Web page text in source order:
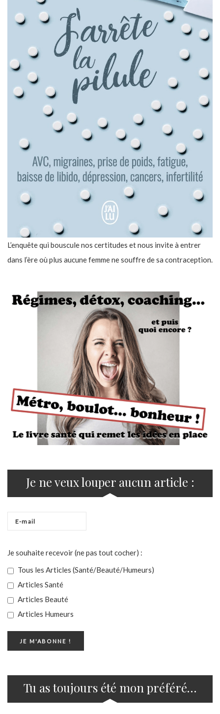
L’enquête qui bouscule nos certitudes et nous invite à entrer
dans l’ère où plus aucune femme ne souffre de sa contraception.
Je ne veux louper aucun article :
Je souhaite recevoir (ne pas tout cocher) :
Tous les Articles (Santé/Beauté/Humeurs)
Articles Santé
Articles Beauté
Articles Humeurs
Tu as toujours été mon préféré…